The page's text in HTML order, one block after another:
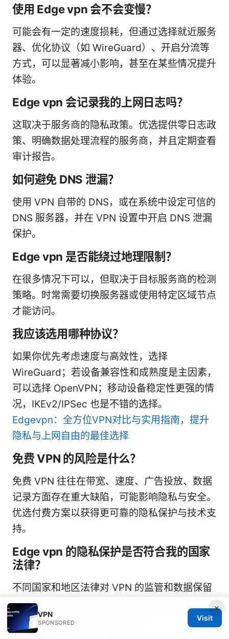
使用 Edge vpn 会不会变慢？
可能会有一定的速度损耗，但通过选择就近服务
器、优化协议（如 WireGuard）、开启分流等
方式，可以显著减小影响，甚至在某些情况提升
体验。
Edge vpn 会记录我的上网日志吗？
这取决于服务商的隐私政策。优选提供零日志政
策、明确数据处理流程的服务商，并且定期查看
审计报告。
如何避免 DNS 泄漏？
使用 VPN 自带的 DNS，或在系统中设定可信的
DNS 服务器，并在 VPN 设置中开启 DNS 泄漏
保护。
Edge vpn 是否能绕过地理限制？
在很多情况下可以，但取决于目标服务商的检测
策略。时常需要切换服务器或使用特定区域节点
才能访问。
我应该选用哪种协议？
如果你优先考虑速度与高效性，选择
WireGuard；若设备兼容性和成熟度是主因素，
可以选择 OpenVPN；移动设备稳定性更强的情
况，IKEv2/IPSec 也是不错的选择。
Edgevpn：全方位VPN对比与实用指南，提升
隐私与上网自由的最佳选择
免费 VPN 的风险是什么？
免费 VPN 往往在带宽、速度、广告投放、数据
记录方面存在重大缺陷，可能影响隐私与安全。
优选付费方案以获得更可靠的隐私保护与技术支
持。
Edge vpn 的隐私保护是否符合我的国家
法律？
不同国家和地区法律对 VPN 的监管和数据保留
有差异。购买前请确认所选服务商的合规性、数
据保护政策以及所属司法管辖区。
×
VPN
SPONSORED
Visit